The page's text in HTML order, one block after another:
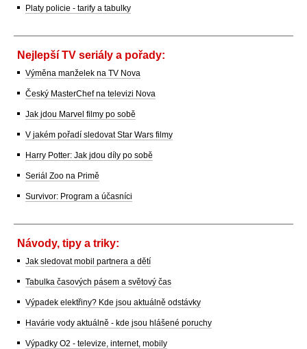
Platy policie - tarify a tabulky
Nejlepší TV seriály a pořady:
Výměna manželek na TV Nova
Český MasterChef na televizi Nova
Jak jdou Marvel filmy po sobě
V jakém pořadí sledovat Star Wars filmy
Harry Potter: Jak jdou díly po sobě
Seriál Zoo na Primě
Survivor: Program a účasníci
Návody, tipy a triky:
Jak sledovat mobil partnera a dětí
Tabulka časových pásem a světový čas
Výpadek elektřiny? Kde jsou aktuálně odstávky
Havárie vody aktuálně - kde jsou hlášené poruchy
Výpadky O2 - televize, internet, mobily